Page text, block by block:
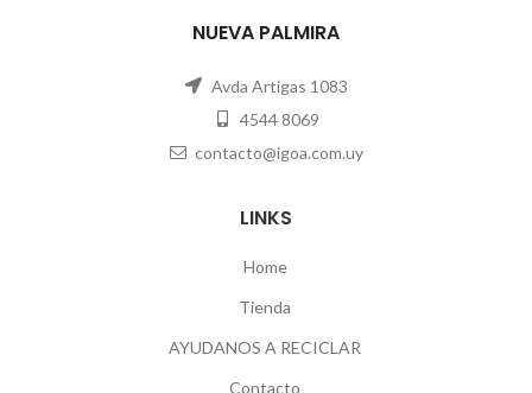
NUEVA PALMIRA
Avda Artigas 1083
4544 8069
contacto@igoa.com.uy
LINKS
Home
Tienda
AYUDANOS A RECICLAR
Contacto